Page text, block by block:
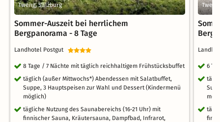
Tweng, Salzburg
Sommer-Auszeit bei herrlichem
Bergpanorama - 8 Tage
Landhotel Postgut
8 Tage / 7 Nächte mit täglich reichhaltigem Frühstücksbuffet
täglich (außer Mittwochs*) Abendessen mit Salatbuffet,
Suppe, 3 Hauptspeisen zur Wahl und Dessert (Kindermenü
möglich)
tägliche Nutzung des Saunabereichs (16-21 Uhr) mit
finnischer Sauna, Kräutersauna, Dampfbad, Infrarot,
6